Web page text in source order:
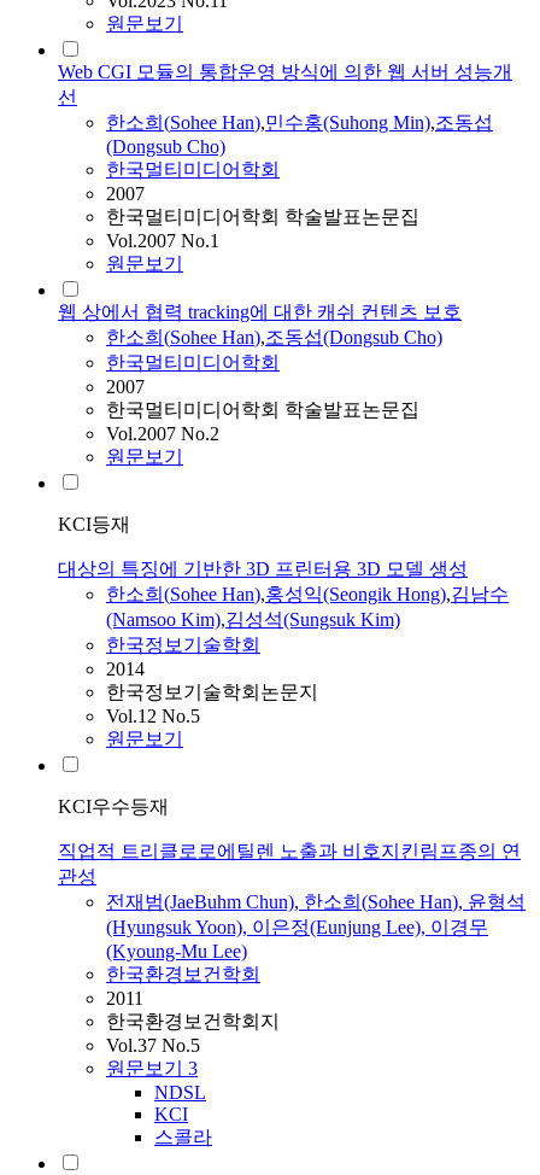
원문보기
Web CGI 모듈의 통합운영 방식에 의한 웹 서버 성능개
선
한소희 (Sohee Han),민수홍(Suhong Min),조동섭
(Dongsub Cho)
한국멀티미디어학회
2007
한국멀티미디어학회 학술발표논문집
Vol.2007 No.1
원문보기
웹 상에서 협력 tracking에 대한 캐쉬 컨텐츠 보호
한소희 (Sohee Han),조동섭(Dongsub Cho)
한국멀티미디어학회
2007
한국멀티미디어학회 학술발표논문집
Vol.2007 No.2
원문보기
KCI등재
대상의 특징에 기반한 3D 프린터용 3D 모델 생성
한소희 (Sohee Han),홍성익(Seongik Hong),김남수
(Namsoo Kim),김성석(Sungsuk Kim)
한국정보기술학회
2014
한국정보기술학회논문지
Vol.12 No.5
원문보기
KCI우수등재
직업적 트리클로로에틸렌 노출과 비호지킨림프종의 연
관성
전재범(JaeBuhm Chun), 한소희 (Sohee Han), 윤형석
(Hyungsuk Yoon), 이은정(Eunjung Lee), 이경무
(Kyoung-Mu Lee)
한국환경보건학회
2011
한국환경보건학회지
Vol.37 No.5
원문보기 3
NDSL
KCI
스콜라